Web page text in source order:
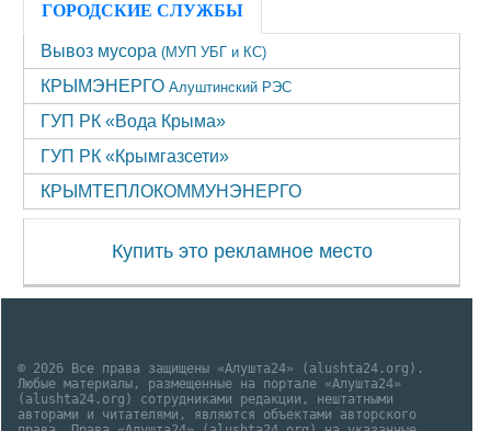
ГОРОДСКИЕ СЛУЖБЫ
Вывоз мусора (МУП УБГ и КС)
КРЫМЭНЕРГО Алуштинский РЭС
ГУП РК «Вода Крыма»
ГУП РК «Крымгазсети»
КРЫМТЕПЛОКОММУНЭНЕРГО
Купить это рекламное место
© 2026 Все права защищены «Алушта24» (alushta24.org).
Любые материалы, размещенные на портале «Алушта24»
(alushta24.org) сотрудниками редакции, нештатными
авторами и читателями, являются объектами авторского